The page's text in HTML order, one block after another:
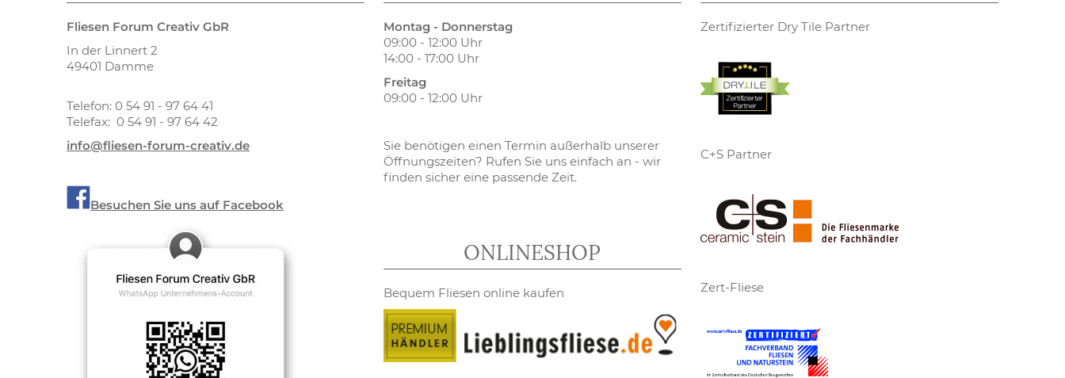
Fliesen Forum Creativ GbR
In der Linnert 2
49401 Damme
Telefon: 0 54 91 - 97 64 41
Telefax: 0 54 91 - 97 64 42
info@fliesen-forum-creativ.de
Besuchen Sie uns auf Facebook
Montag - Donnerstag
09:00 - 12:00 Uhr
14:00 - 17:00 Uhr
Freitag
09:00 - 12:00 Uhr
Sie benötigen einen Termin außerhalb unserer
Öffnungszeiten? Rufen Sie uns einfach an - wir
finden sicher eine passende Zeit.
ONLINESHOP
Bequem Fliesen online kaufen
Zertifizierter Dry Tile Partner
C+S Partner
Zert-Fliese